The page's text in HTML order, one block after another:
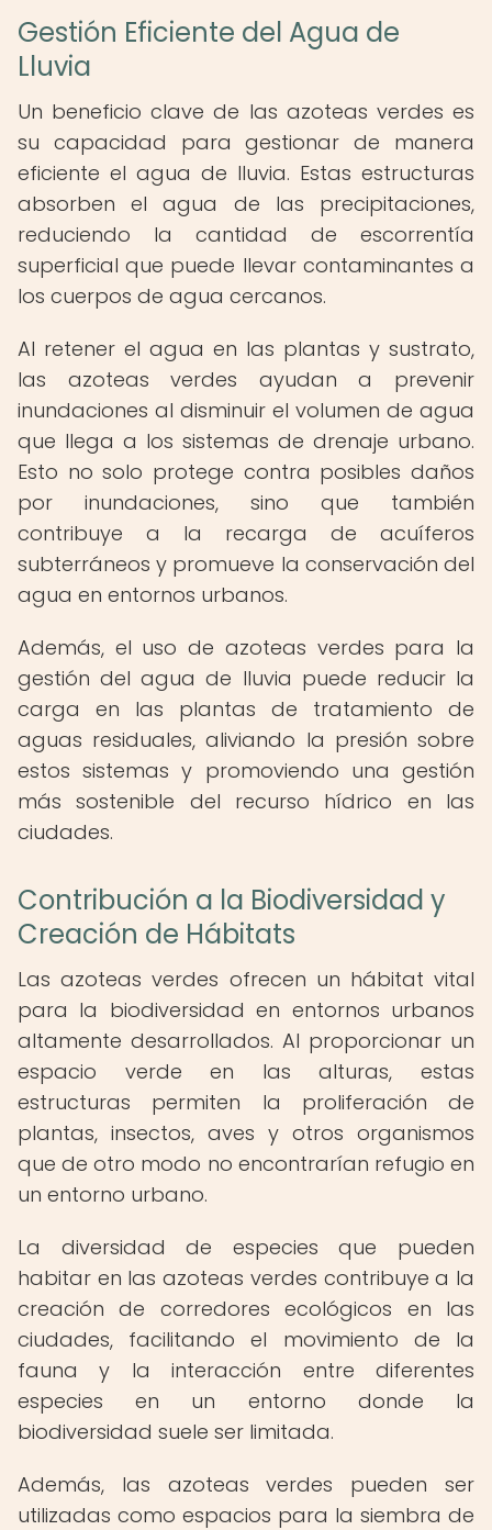
Gestión Eficiente del Agua de
Lluvia
Un beneficio clave de las azoteas verdes es
su capacidad para gestionar de manera
eficiente el agua de lluvia. Estas estructuras
absorben el agua de las precipitaciones,
reduciendo la cantidad de escorrentía
superficial que puede llevar contaminantes a
los cuerpos de agua cercanos.
Al retener el agua en las plantas y sustrato,
las azoteas verdes ayudan a prevenir
inundaciones al disminuir el volumen de agua
que llega a los sistemas de drenaje urbano.
Esto no solo protege contra posibles daños
por inundaciones, sino que también
contribuye a la recarga de acuíferos
subterráneos y promueve la conservación del
agua en entornos urbanos.
Además, el uso de azoteas verdes para la
gestión del agua de lluvia puede reducir la
carga en las plantas de tratamiento de
aguas residuales, aliviando la presión sobre
estos sistemas y promoviendo una gestión
más sostenible del recurso hídrico en las
ciudades.
Contribución a la Biodiversidad y
Creación de Hábitats
Las azoteas verdes ofrecen un hábitat vital
para la biodiversidad en entornos urbanos
altamente desarrollados. Al proporcionar un
espacio verde en las alturas, estas
estructuras permiten la proliferación de
plantas, insectos, aves y otros organismos
que de otro modo no encontrarían refugio en
un entorno urbano.
La diversidad de especies que pueden
habitar en las azoteas verdes contribuye a la
creación de corredores ecológicos en las
ciudades, facilitando el movimiento de la
fauna y la interacción entre diferentes
especies en un entorno donde la
biodiversidad suele ser limitada.
Además, las azoteas verdes pueden ser
utilizadas como espacios para la siembra de